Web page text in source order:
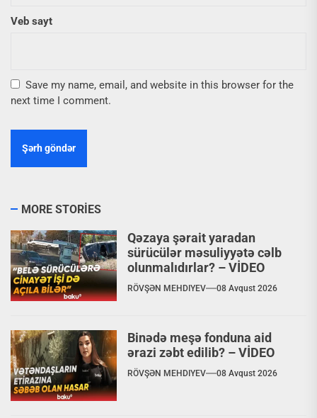
Veb sayt
Save my name, email, and website in this browser for the
next time I comment.
MORE STORIES
Qəzaya şərait yaradan
sürücülər məsuliyyətə cəlb
olunmalıdırlar? – VİDEO
RÖVŞƏN MEHDIYEV 08 Avqust 2026
Binədə meşə fonduna aid
ərazi zəbt edilib? – VİDEO
RÖVŞƏN MEHDIYEV 08 Avqust 2026